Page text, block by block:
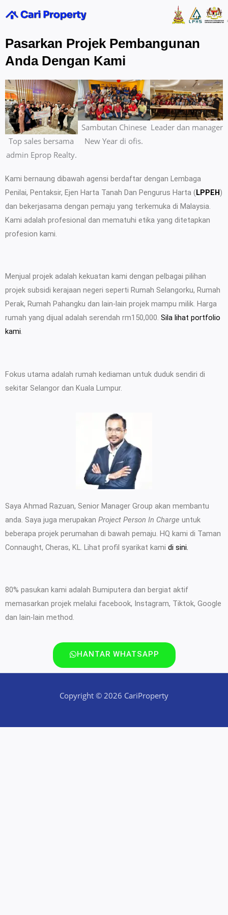
to
Pasarkan Projek Pembangunan
Anda Dengan Kami
Top sales bersama
admin Eprop Realty.
Sambutan Chinese
New Year di ofis.
Leader dan manager
Kami bernaung dibawah agensi berdaftar dengan Lembaga
Penilai, Pentaksir, Ejen Harta Tanah Dan Pengurus Harta (LPPEH)
dan bekerjasama dengan pemaju yang terkemuka di Malaysia.
Kami adalah profesional dan mematuhi etika yang ditetapkan
profesion kami.
Menjual projek adalah kekuatan kami dengan pelbagai pilihan
projek subsidi kerajaan negeri seperti Rumah Selangorku, Rumah
Perak, Rumah Pahangku dan lain-lain projek mampu milik. Harga
rumah yang dijual adalah serendah rm150,000. Sila lihat portfolio
kami.
Fokus utama adalah rumah kediaman untuk duduk sendiri di
sekitar Selangor dan Kuala Lumpur.
Saya Ahmad Razuan, Senior Manager Group akan membantu
anda. Saya juga merupakan Project Person In Charge untuk
beberapa projek perumahan di bawah pemaju. HQ kami di Taman
Connaught, Cheras, KL. Lihat profil syarikat kami di sini.
80% pasukan kami adalah Bumiputera dan bergiat aktif
memasarkan projek melalui facebook, Instagram, Tiktok, Google
dan lain-lain method.
HANTAR WHATSAPP
Copyright © 2026 CariProperty